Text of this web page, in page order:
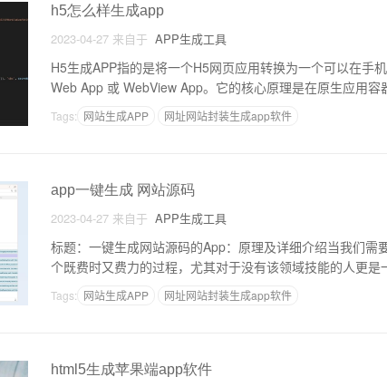
h5怎么样生成app
2023-04-27 来自于 APP生成工具
H5生成APP指的是将一个H5网页应用转换为一个可以在手
Web App 或 WebView App。它的核心原理是在原生应用
件（WebView），
Tags: 网站生成APP 网址网站封装生成app软件
app一键生成 网站源码
2023-04-27 来自于 APP生成工具
标题：一键生成网站源码的App：原理及详细介绍当我们
个既费时又费力的过程，尤其对于没有该领域技能的人更
就显得非常有用。在本文中，我们将详细介绍这类App的原理
Tags: 网站生成APP 网址网站封装生成app软件
html5生成苹果端app软件